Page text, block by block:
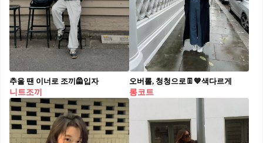
추울 땐 이너로 조끼🦺입자
니트조끼
오버롤, 청청으로👖💙색다르게
롱코트